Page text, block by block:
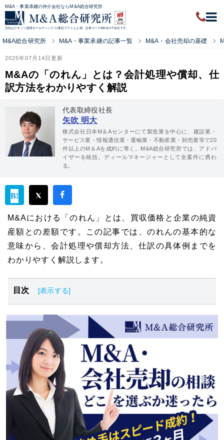
M&A・事業承継の仲介会社ならM&A総合研究所
当社はクオンツ総研ホールディングス(東証プライム上場、証券コード9552)の子会社です。
M&A総合研究所 M&A・事業承継の記事一覧 M&A・会社売却の基礎
2025年07月14日更新
M&Aの「のれん」とは？会計処理や償却、仕
訳方法をわかりやすく解説
代表取締役社長
矢吹 明大
株式会社日本M＆Aセンターにて製造業を中心に、建設業・
サービス業・情報通信業・運輸業・不動産業・卸売業等で20
件以上のM＆Aを成約に導く。M&A総合研究所では、アドバ
イザーを統括。ディールマネージャーとして全案件に携わ
る。
M&Aにおける「のれん」とは、買収価格と企業の純資
産額との差額です。この記事では、のれんの基本的な
意味から、会計処理や償却方法、仕訳の具体例までを
わかりやすく解説します。
目次
M&Aにおける「のれん」とは？
のれんの会計処理における2つの会計基準
M&Aでのれんが計上される仕組み
のれんの会計処理と具体的な仕訳例
のれんの償却方法
のれんの減損処理が必要になる場合とは
M&Aにおける「のれん」の評価方法
のれんの3つの注意点
注意！会計と税務でのれんの取り扱いは異なる
のれんの会計処理とM&Aに関する相談先